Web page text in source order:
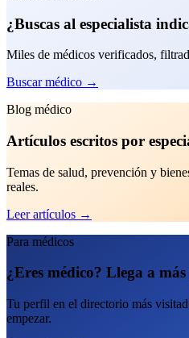
¿Buscas al especialista
Miles de médicos verificados,
Buscar médico →
Blog médico
Artículos escritos por
Temas de salud, prevención y
reales.
Leer artículos →
Para médicos
¿Eres médico? Llega a más
Tu perfil en el directorio más
empezar.